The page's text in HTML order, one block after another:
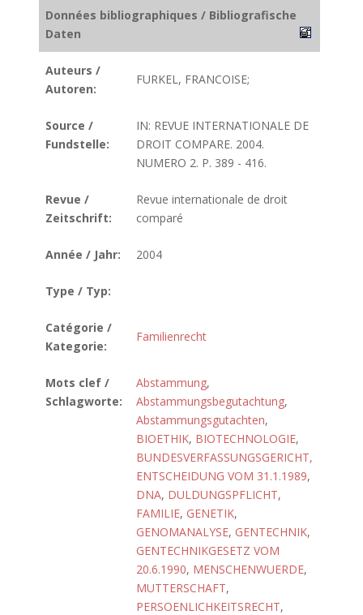
Données bibliographiques / Bibliografische
Daten
Auteurs /
Autoren:
FURKEL, FRANCOISE;
Source /
Fundstelle:
IN: REVUE INTERNATIONALE DE
DROIT COMPARE. 2004.
NUMERO 2. P. 389 - 416.
Revue /
Zeitschrift:
Revue internationale de droit
comparé
Année / Jahr: 2004
Type / Typ:
Catégorie /
Kategorie:
Familienrecht
Mots clef /
Schlagworte:
Abstammung,
Abstammungsbegutachtung,
Abstammungsgutachten,
BIOETHIK, BIOTECHNOLOGIE,
BUNDESVERFASSUNGSGERICHT,
ENTSCHEIDUNG VOM 31.1.1989,
DNA, DULDUNGSPFLICHT,
FAMILIE, GENETIK,
GENOMANALYSE, GENTECHNIK,
GENTECHNIKGESETZ VOM
20.6.1990, MENSCHENWUERDE,
MUTTERSCHAFT,
PERSOENLICHKEITSRECHT,